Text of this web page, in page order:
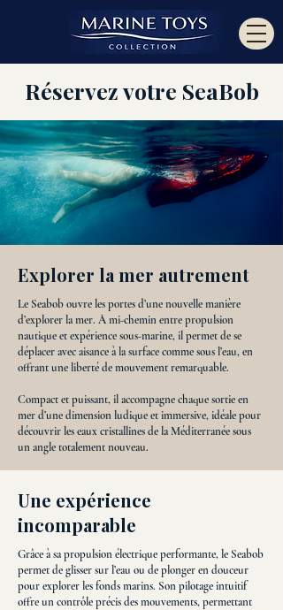
Réservez votre SeaBob
Explorer la mer autrement
Le Seabob ouvre les portes d’une nouvelle manière
d’explorer la mer. À mi-chemin entre propulsion
nautique et expérience sous-marine, il permet de se
déplacer avec aisance à la surface comme sous l’eau, en
offrant une liberté de mouvement remarquable.
Compact et puissant, il accompagne chaque sortie en
mer d’une dimension ludique et immersive, idéale pour
découvrir les eaux cristallines de la Méditerranée sous
un angle totalement nouveau.
Une expérience
incomparable
Grâce à sa propulsion électrique performante, le Seabob
permet de glisser sur l’eau ou de plonger en douceur
pour explorer les fonds marins. Son pilotage intuitif
offre un contrôle précis des mouvements, permettant